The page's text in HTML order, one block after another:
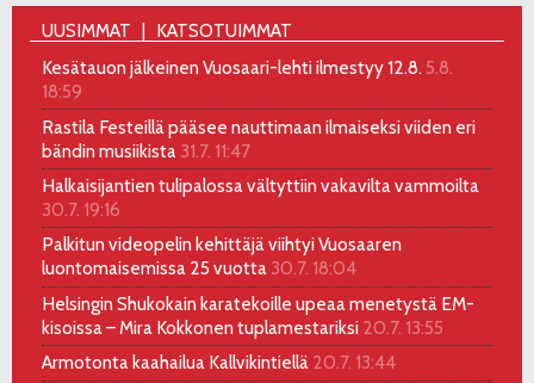
UUSIMMAT
KATSOTUIMMAT
Kesätauon jälkeinen Vuosaari-lehti ilmestyy 12.8. 5.8.
18:59
Rastila Festeillä pääsee nauttimaan ilmaiseksi viiden eri
bändin musiikista 31.7. 11:47
Halkaisijantien tulipalossa vältyttiin vakavilta vammoilta
30.7. 19:16
Palkitun videopelin kehittäjä viihtyi Vuosaaren
luontomaisemissa 25 vuotta 30.7. 18:04
Helsingin Shukokain karatekoille upeaa menetystä EM-
kisoissa – Mira Kokkonen tuplamestariksi 20.7. 13:55
Armotonta kaahailua Kallvikintiellä 20.7. 13:44